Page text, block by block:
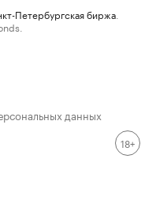
Петербургская биржа
данных
18+